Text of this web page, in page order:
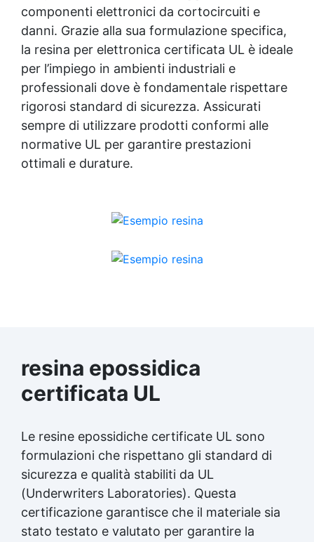
componenti elettronici da cortocircuiti e
danni. Grazie alla sua formulazione specifica,
la resina per elettronica certificata UL è ideale
per l’impiego in ambienti industriali e
professionali dove è fondamentale rispettare
rigorosi standard di sicurezza. Assicurati
sempre di utilizzare prodotti conformi alle
normative UL per garantire prestazioni
ottimali e durature.
resina epossidica
certificata UL
Le resine epossidiche certificate UL sono
formulazioni che rispettano gli standard di
sicurezza e qualità stabiliti da UL
(Underwriters Laboratories). Questa
certificazione garantisce che il materiale sia
stato testato e valutato per garantire la